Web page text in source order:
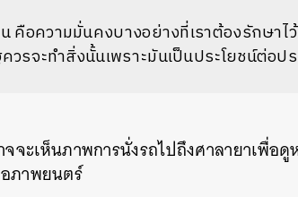
อความมั่นคงบางอย่างที่เราต้องรักษาไ
วรจะทำสิ่งนั้นเพราะมันเป็นประโยชน์ต่อป
จะเห็นภาพการนั่งรถไปถึงศาลายาเพื่อ
ภาพยนตร์